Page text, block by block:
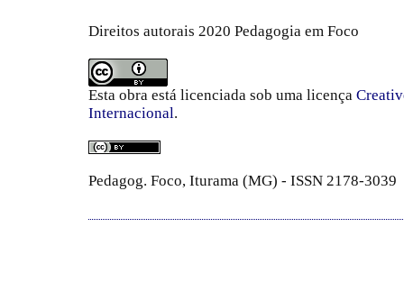
Direitos autorais 2020 Pedagogia em Foco
Esta obra está licenciada sob uma licença
Internacional.
Pedagog. Foco, Iturama (MG) - ISSN 2178-3039